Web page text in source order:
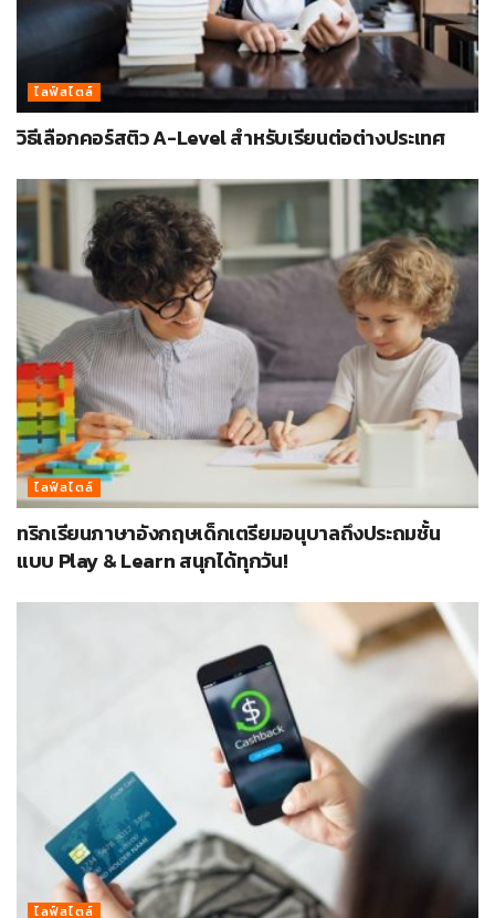
ไลฟ์สไตล์
วิธีเลือกคอร์สติว A-Level สำหรับเรียนต่อต่างประเทศ
ไลฟ์สไตล์
ทริกเรียนภาษาอังกฤษเด็กเตรียมอนุบาลถึงประถมชั้น
แบบ Play & Learn สนุกได้ทุกวัน!
ไลฟ์สไตล์